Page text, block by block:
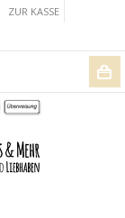
ZUR KASSE